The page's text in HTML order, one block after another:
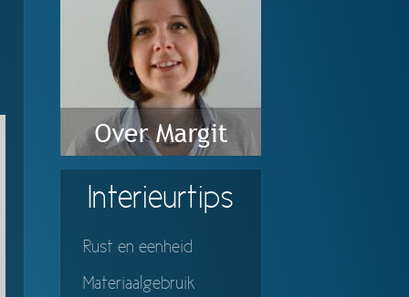
Interieurtips
Rust en eenheid
Materiaalgebruik